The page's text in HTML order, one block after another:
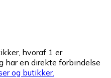
hvoraf 1 er
har en direkte forbindelse
og butikker.